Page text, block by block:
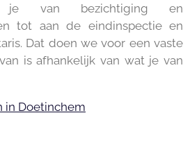
je van bezichtiging en
tot aan de eindinspectie en
Dat doen we voor een vaste
is afhankelijk van wat je van
in Doetinchem